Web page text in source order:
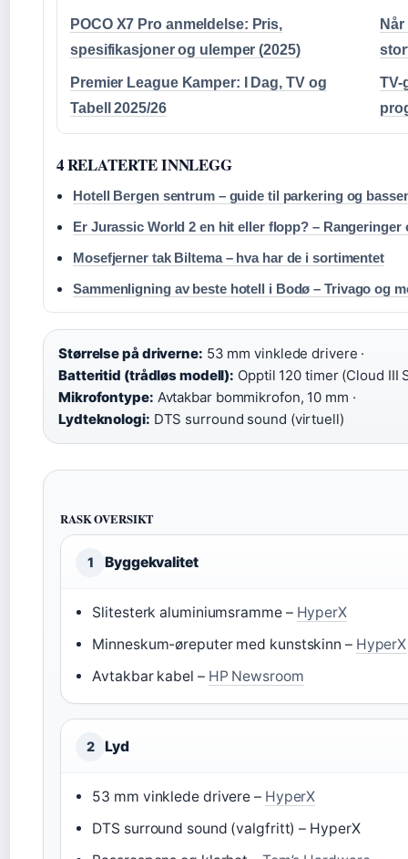
POCO X7 Pro anmeldelse: Pris,
spesifikasjoner og ulemper (2025)
Premier League Kamper: I Dag, TV og
Tabell 2025/26
TV-
4 RELATERTE INNLEGG
Hotell Bergen sentrum – guide til parkering og
Er Jurassic World 2 en hit eller flopp? – Rangeringer
Mosefjerner tak Biltema – hva har de i sortimentet
Sammenligning av beste hotell i Bodø – Trivago og
Størrelse på driverne: 53 mm vinklede drivere ·
Batteritid (trådløs modell): Opptil 120 timer (Cloud III
Mikrofontype: Avtakbar bommikrofon, 10 mm ·
Lydteknologi: DTS surround sound (virtuell)
RASK OVERSIKT
1 Byggekvalitet
Slitesterk aluminiumsramme – HyperX
Minneskum-øreputer med kunstskinn – HyperX
Avtakbar kabel – HP Newsroom
2 Lyd
53 mm vinklede drivere – HyperX
DTS surround sound (valgfritt) – HyperX